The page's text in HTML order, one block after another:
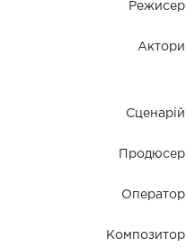
Режисер
Актори
Сценарій
Продюсер
Оператор
Композитор